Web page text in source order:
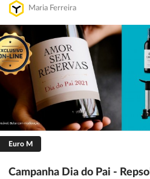
Maria Ferreira
Euro M
Campanha Dia do Pai - Repsol